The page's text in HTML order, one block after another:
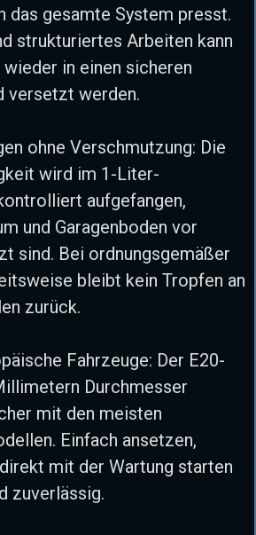
das gesamte System presst.
strukturiertes Arbeiten kann
in einen sicheren
versetzt werden.
ohne Verschmutzung: Die
wird im 1-Liter-
aufgefangen,
und Garagenboden vor
sind. Bei ordnungsgemäßer
bleibt kein Tropfen an
zurück.
Fahrzeuge: Der E20-
Durchmesser
mit den meisten
Einfach ansetzen,
mit der Wartung starten
zuverlässig.